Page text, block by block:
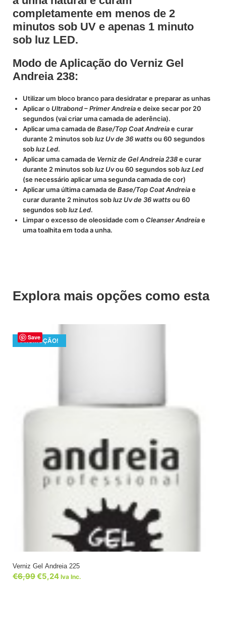
completamente em menos de 2
minutos sob UV e apenas 1 minuto
sob luz LED.
Modo de Aplicação do Verniz Gel
Andreia 238:
Utilizar um bloco branco para desidratar e preparar as unhas
Aplicar o Ultrabond – Primer Andreiae deixe secar por 20
segundos (vai criar uma camada de aderência).
Aplicar uma camada deBase/Top Coat Andreiae curar
durante 2 minutos sobluz Uv de 36 wattsou 60 segundos
sobluz Led.
Aplicar uma camada de Verniz de Gel Andreia 238e curar
durante 2 minutos sobluz Uvou 60 segundos sobluz Led
(se necessário aplicar uma segunda camada de cor)
Aplicar uma última camada deBase/Top Coat Andreiae
curar durante 2 minutos sobluz Uv de 36 wattsou 60
segundos sobluz Led.
Limpar o excesso de oleosidade com o Cleanser Andreiae
uma toalhita em toda a unha.
Explora mais opções como esta
Save
PROMOÇÃO!
Verniz Gel Andreia 225
€6,99€5,24 Iva Inc.